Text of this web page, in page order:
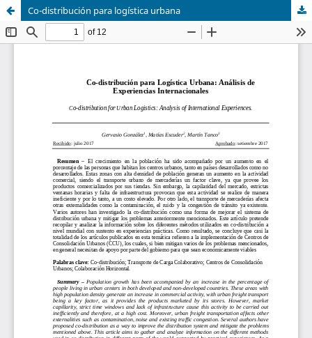
Co-distribución para logística urbana